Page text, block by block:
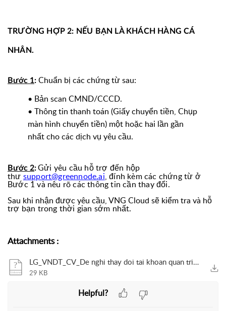
TRƯỜNG HỢP 2: NẾU BẠN LÀ KHÁCH HÀNG CÁ
NHÂN.
Bước 1: Chuẩn bị các chứng từ sau:
• Bản scan CMND/CCCD.
•Thông tin thanh toán (Giấy chuyển tiền, Chụp
màn hình chuyển tiền) một hoặc hai lần gần
nhất cho các dịch vụ yêu cầu.
Bước 2:Gửi yêu cầu hỗ trợ đến hộp
thư support@greennode.ai, đính kèm các chứng từ ở
Bước 1 và nêu rõ các thông tin cần thay đổi.
Sau khi nhận được yêu cầu, VNG Cloud sẽ kiểm tra và hỗ
trợ bạn trong thời gian sớm nhất.
Attachments:
LG_VNDT_CV_De nghi thay doi tai khoan quan tri.docx
29 KB
Helpful?